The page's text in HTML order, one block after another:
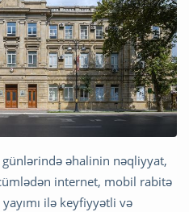
günlərində əhalinin nəqliyyat,
internet, mobil rabitə
ilə keyfiyyətli və